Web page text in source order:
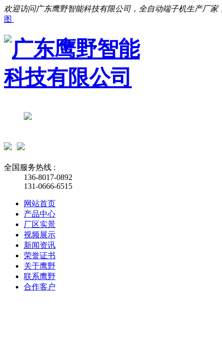
欢迎访问广东鹰野智能科技有限公司，全自动端子机生产厂家
图
全国服务热线 :
136-8017-0892
131-0666-6515
网站首页
产品中心
厂区实景
视频展示
新闻资讯
荣誉证书
关于鹰野
联系鹰野
合作客户